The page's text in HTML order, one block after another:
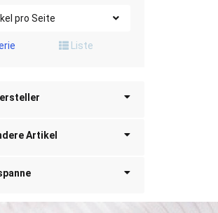
pro Seite
Liste
Artikel